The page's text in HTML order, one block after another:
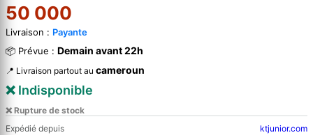
50 000
Livraison : Payante
📦 Prévue : Demain avant 22h
📍 Livraison partout au cameroun
❌ Indisponible
❌ Rupture de stock
Expédié depuis
ktjunior.com